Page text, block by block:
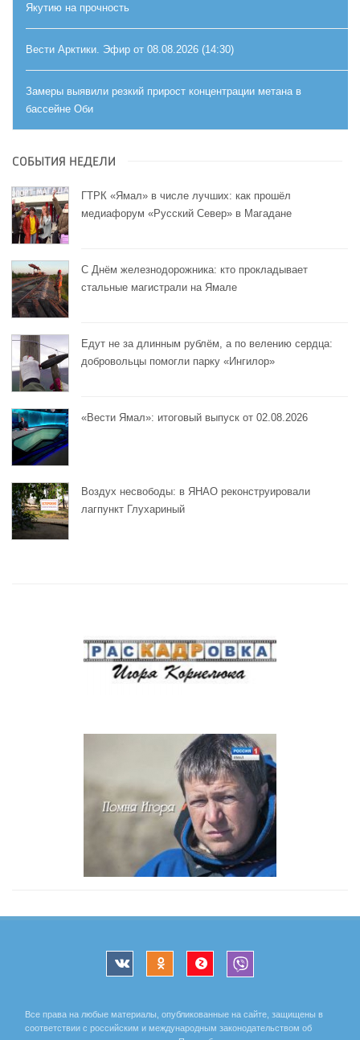
Якутию на прочность
Вести Арктики. Эфир от 08.08.2026 (14:30)
Замеры выявили резкий прирост концентрации метана в
бассейне Оби
СОБЫТИЯ НЕДЕЛИ
ГТРК «Ямал» в числе лучших: как прошёл
медиафорум «Русский Север» в Магадане
С Днём железнодорожника: кто прокладывает
стальные магистрали на Ямале
Едут не за длинным рублём, а по велению сердца:
добровольцы помогли парку «Ингилор»
«Вести Ямал»: итоговый выпуск от 02.08.2026
Воздух несвободы: в ЯНАО реконструировали
лагпункт Глухариный
Все права на любые материалы, опубликованные на сайте, защищены в
соответствии с российским и международным законодательством об